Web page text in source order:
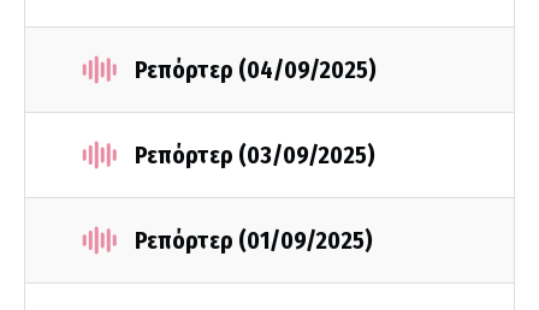
Ρεπόρτερ (04/09/2025)
Ρεπόρτερ (03/09/2025)
Ρεπόρτερ (01/09/2025)